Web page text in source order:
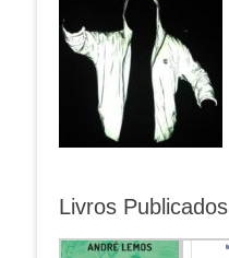
Livros Publicados